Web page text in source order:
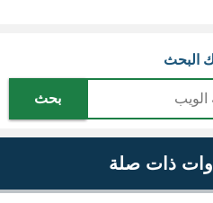
البحث
بحث
ذات صلة